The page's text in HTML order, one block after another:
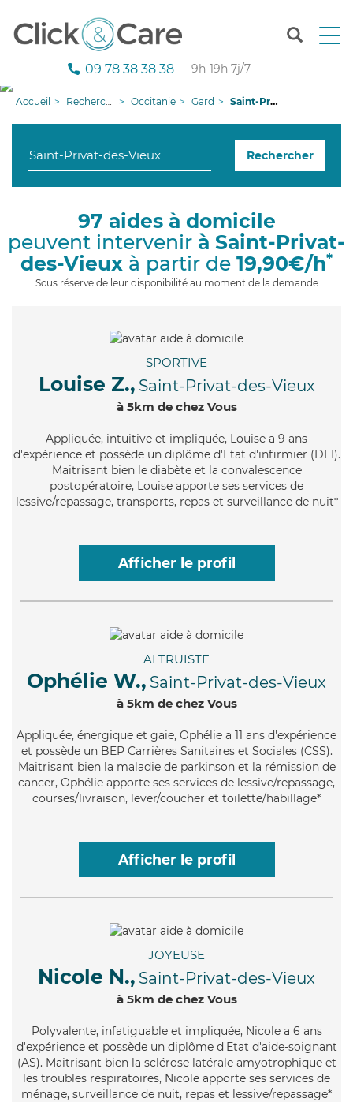
T
n
g
i
o
09 78 38 38 38 — 9h-19h 7j/7
Accueil Recherche aide à domicile Occitanie Gard Saint-Privat-des-Vieux
Rechercher
97 aides à domicile
peuvent intervenir à Saint-Privat-
des-Vieux à partir de 19,90€/h*
Sous réserve de leur disponibilité au moment de la demande
SPORTIVE
Louise Z., Saint-Privat-des-Vieux
à 5km de chez Vous
Appliquée, intuitive et impliquée, Louise a 9 ans
d'expérience et possède un diplôme d'Etat d'infirmier (DEI).
Maitrisant bien le diabète et la convalescence
postopératoire, Louise apporte ses services de
lessive/repassage, transports, repas et surveillance de nuit*
Afficher le profil
ALTRUISTE
Ophélie W., Saint-Privat-des-Vieux
à 5km de chez Vous
Appliquée, énergique et gaie, Ophélie a 11 ans d'expérience
et possède un BEP Carrières Sanitaires et Sociales (CSS).
Maitrisant bien la maladie de parkinson et la rémission de
cancer, Ophélie apporte ses services de lessive/repassage,
courses/livraison, lever/coucher et toilette/habillage*
Afficher le profil
JOYEUSE
Nicole N., Saint-Privat-des-Vieux
à 5km de chez Vous
Polyvalente, infatiguable et impliquée, Nicole a 6 ans
d'expérience et possède un diplôme d'Etat d'aide-soignant
(AS). Maitrisant bien la sclérose latérale amyotrophique et
les troubles respiratoires, Nicole apporte ses services de
ménage, surveillance de nuit, repas et lessive/repassage*